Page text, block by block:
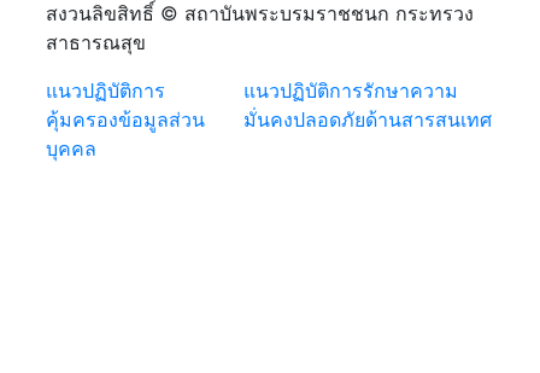
สงวนลิขสิทธิ์ © สถาบันพระบรมราชชนก กระทรวง
สาธารณสุข
แนวปฏิบัติการ
คุ้มครองข้อมูลส่วน
บุคคล
แนวปฏิบัติการรักษาความ
มั่นคงปลอดภัยด้านสารสนเทศ